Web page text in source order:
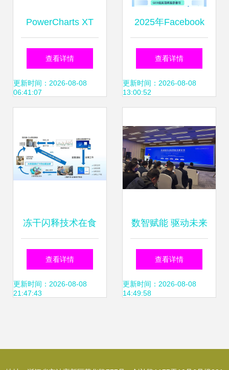
PowerCharts XT
专业领域高级图表
控件全面指南
查看详情
更新时间：2026-08-08
06:41:07
2025年Facebook
营销服务商竞争力
分析与尚帝传媒专
析
查看详情
更新时间：2026-08-08
13:00:52
冻干闪释技术在食
品加工领域中的应
用与信息技术咨询
查看详情
更新时间：2026-08-08
21:47:43
数智赋能 驱动未来
信息技术咨询服务
在2026中关村论坛
查看详情
更新时间：2026-08-08
14:49:58